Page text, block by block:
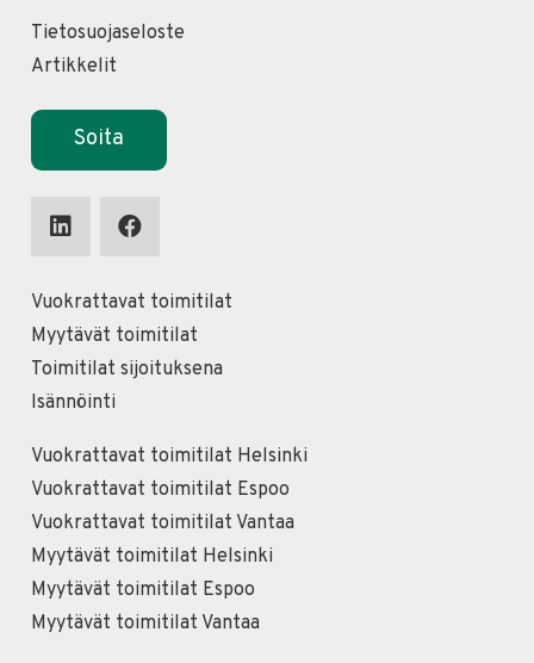
Tietosuojaseloste
Artikkelit
Soita
Vuokrattavat toimitilat
Myytävät toimitilat
Toimitilat sijoituksena
Isännöinti
Vuokrattavat toimitilat Helsinki
Vuokrattavat toimitilat Espoo
Vuokrattavat toimitilat Vantaa
Myytävät toimitilat Helsinki
Myytävät toimitilat Espoo
Myytävät toimitilat Vantaa